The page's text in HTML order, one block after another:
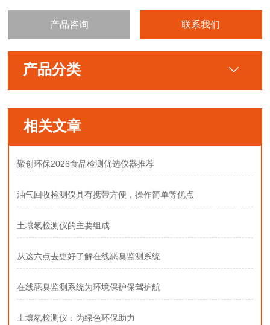
产品咨询 联系我们
产品分类
相关文章
聚创环保2026食品检测优选仪器推荐
油气回收检测仪具有携带方便，操作简单等优点
土壤氡检测仪的主要组成
从这六点去更好了解在线恶臭监测系统
在线恶臭监测系统为环境保护保驾护航
土壤氡检测仪：为绿色环保助力